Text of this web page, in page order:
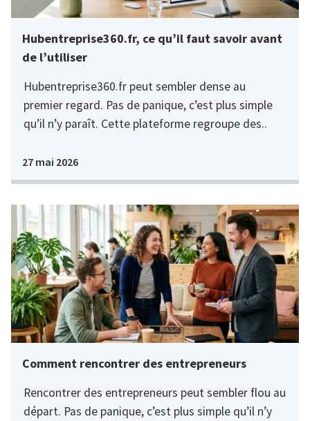
Hubentreprise360.fr, ce qu’il faut savoir avant
de l’utiliser
Hubentreprise360.fr peut sembler dense au
premier regard. Pas de panique, c’est plus simple
qu’il n’y paraît. Cette plateforme regroupe des..
27 mai 2026
Comment rencontrer des entrepreneurs
Rencontrer des entrepreneurs peut sembler flou au
départ. Pas de panique, c’est plus simple qu’il n’y